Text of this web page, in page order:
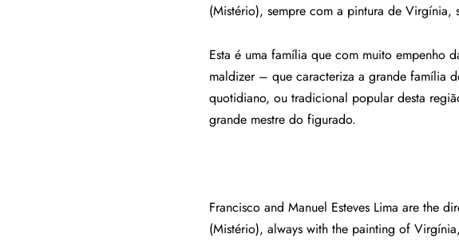
(Mistério), sempre com a pintura de Virgínia,
Esta é uma família que com muito empenho
maldizer – que caracteriza a grande família
quotidiano, ou tradicional popular desta
grande mestre do figurado.
Francisco and Manuel Esteves Lima are the
(Mistério), always with the painting of